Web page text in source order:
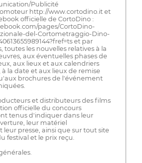
Publicité
http://www.cortodino.it et
officielle de CortoDino :
pages/CortoDino-
del-Cortometraggio-Dino-
et par
toutes les nouvelles relatives à la
aux éventuelles phases de
aux lieux et aux calendriers
la date et aux lieux de remise
brochures de l'événement
et distributeurs des films
officielle du concours
tenus d'indiquer dans leur
leur matériel
presse, ainsi que sur tout site
festival et le prix reçu.